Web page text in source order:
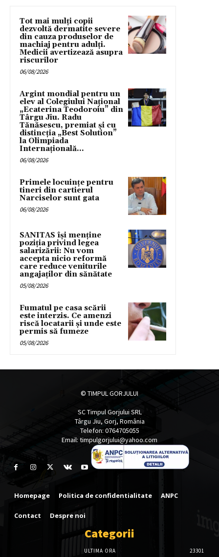
Tot mai mulți copii
dezvoltă dermatite severe
din cauza produselor de
machiaj pentru adulți.
Medicii avertizează asupra
riscurilor
06/08/2026
Argint mondial pentru un
elev al Colegiului Național
„Ecaterina Teodoroiu” din
Târgu Jiu. Radu
Tănăsescu, premiat și cu
distincția „Best Solution”
la Olimpiada
Internațională...
06/08/2026
Primele locuințe pentru
tineri din cartierul
Narciselor sunt gata
06/08/2026
SANITAS își menține
poziția privind legea
salarizării: Nu vom
accepta nicio reformă
care reduce veniturile
angajaților din sănătate
05/08/2026
Fumatul pe casa scării
este interzis. Ce amenzi
riscă locatarii și unde este
permis să fumeze
05/08/2026
© TIMPUL GORJULUI
SC Timpul Gorjului SRL
Târgu Jiu, Gorj, România
Telefon: 0764705055
Email: timpulgorjului@yahoo.com
Homepage Politica de confidentialitate ANPC
Contact Despre noi
Categorii
ULTIMA ORA 23301